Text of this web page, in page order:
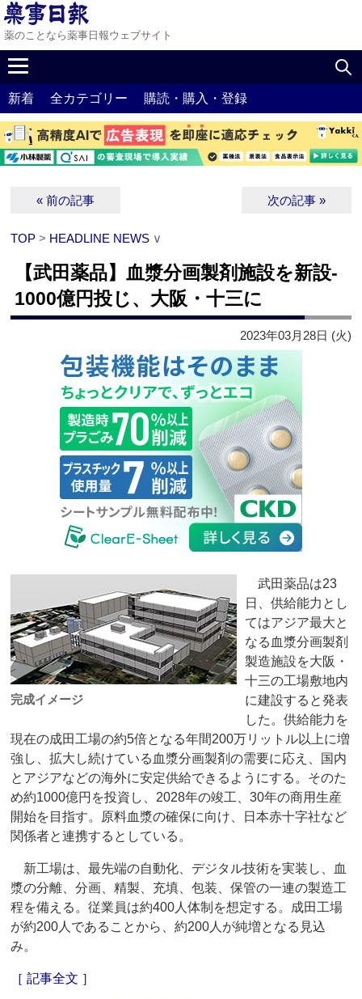
薬のことなら薬事日報ウェブサイト
新着 全カテゴリー 購読・購入・登録
« 前の記事 次の記事 »
TOP > HEADLINE NEWS ∨
【武田薬品】血漿分画製剤施設を新設‐
1000億円投じ、大阪・十三に
2023年03月28日 (火)
完成イメージ
武田薬品は23
日、供給能力とし
てはアジア最大と
なる血漿分画製剤
製造施設を大阪・
十三の工場敷地内
に建設すると発表
した。供給能力を
現在の成田工場の約5倍となる年間200万リットル以上に増
強し、拡大し続けている血漿分画製剤の需要に応え、国内
とアジアなどの海外に安定供給できるようにする。そのた
め約1000億円を投資し、2028年の竣工、30年の商用生産
開始を目指す。原料血漿の確保に向け、日本赤十字社など
関係者と連携するとしている。
新工場は、最先端の自動化、デジタル技術を実装し、血
漿の分離、分画、精製、充填、包装、保管の一連の製造工
程を備える。従業員は約400人体制を想定する。成田工場
が約200人であることから、約200人が純増となる見込
み。
［ 記事全文 ］